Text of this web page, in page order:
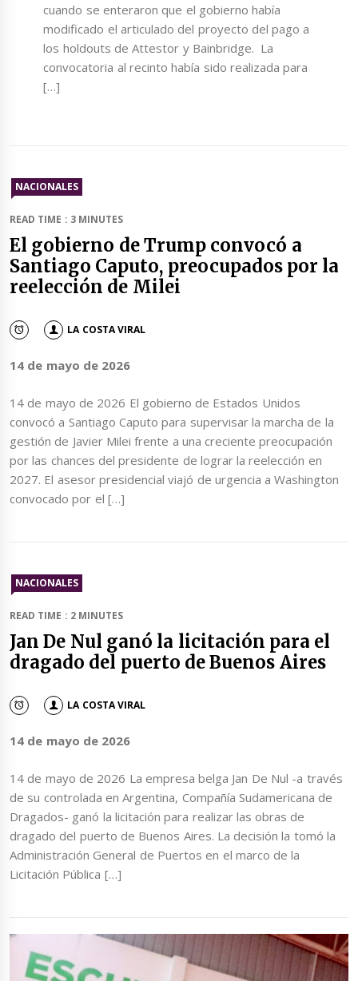
cuando se enteraron que el gobierno había
modificado el articulado del proyecto del pago a
los holdouts de Attestor y Bainbridge. La
convocatoria al recinto había sido realizada para
[…]
NACIONALES
READ TIME : 3 MINUTES
El gobierno de Trump convocó a
Santiago Caputo, preocupados por la
reelección de Milei
LA COSTA VIRAL
14 de mayo de 2026
14 de mayo de 2026 El gobierno de Estados Unidos
convocó a Santiago Caputo para supervisar la marcha de la
gestión de Javier Milei frente a una creciente preocupación
por las chances del presidente de lograr la reelección en
2027. El asesor presidencial viajó de urgencia a Washington
convocado por el […]
NACIONALES
READ TIME : 2 MINUTES
Jan De Nul ganó la licitación para el
dragado del puerto de Buenos Aires
LA COSTA VIRAL
14 de mayo de 2026
14 de mayo de 2026 La empresa belga Jan De Nul -a través
de su controlada en Argentina, Compañía Sudamericana de
Dragados- ganó la licitación para realizar las obras de
dragado del puerto de Buenos Aires. La decisión la tomó la
Administración General de Puertos en el marco de la
Licitación Pública […]